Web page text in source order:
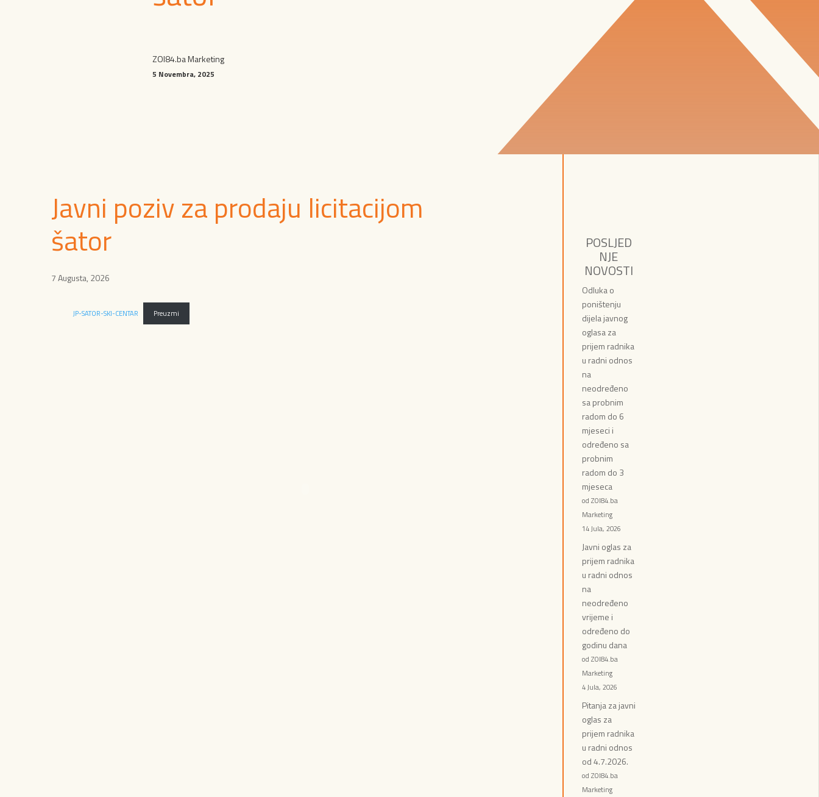
ZOI84.ba Marketing
5 Novembra, 2025
Javni poziv za prodaju licitacijom
šator
7 Augusta, 2026
JP-SATOR-SKI-CENTAR Preuzmi
POSLJED
NJE
NOVOSTI
Odluka o
poništenju
dijela javnog
oglasa za
prijem radnika
u radni odnos
na
neodređeno
sa probnim
radom do 6
mjeseci i
određeno sa
probnim
radom do 3
mjeseca
od ZOI84.ba
Marketing
14 Jula, 2026
Javni oglas za
prijem radnika
u radni odnos
na
neodređeno
vrijeme i
određeno do
godinu dana
od ZOI84.ba
Marketing
4 Jula, 2026
Pitanja za javni
oglas za
prijem radnika
u radni odnos
od 4.7.2026.
od ZOI84.ba
Marketing